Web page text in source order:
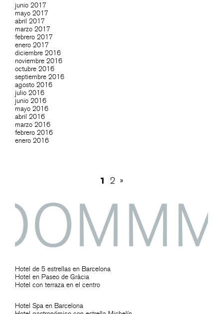
junio 2017
mayo 2017
abril 2017
marzo 2017
febrero 2017
enero 2017
diciembre 2016
noviembre 2016
octubre 2016
septiembre 2016
agosto 2016
julio 2016
junio 2016
mayo 2016
abril 2016
marzo 2016
febrero 2016
enero 2016
1 2 »
Hotel de 5 estrellas en Barcelona
Hotel en Paseo de Gràcia
Hotel con terraza en el centro
Hotel Spa en Barcelona